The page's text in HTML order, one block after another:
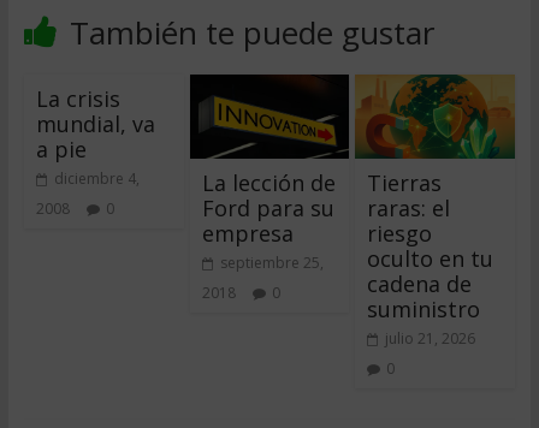
También te puede gustar
La crisis
mundial, va
a pie
diciembre 4,
2008
0
La lección de
Ford para su
empresa
septiembre 25,
2018
0
Tierras
raras: el
riesgo
oculto en tu
cadena de
suministro
julio 21, 2026
0